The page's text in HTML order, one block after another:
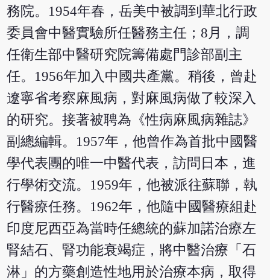
務院。1954年春，岳美中被調到華北行政
委員會中醫實驗所任醫務主任；8月，調
任衛生部中醫研究院籌備處門診部副主
任。1956年加入中國共產黨。稍後，曾赴
遼寧省考察麻風病，對麻風病做了較深入
的研究。接著被聘為《性病麻風病雜誌》
副總編輯。1957年，他曾作為首批中國醫
學代表團的唯一中醫代表，訪問日本，進
行學術交流。1959年，他被派往蘇聯，執
行醫療任務。1962年，他隨中國醫療組赴
印度尼西亞為當時任總統的蘇加諾治療左
腎結石、腎功能衰竭症，將中醫治療「石
淋」的方藥創造性地用於治療本病，取得